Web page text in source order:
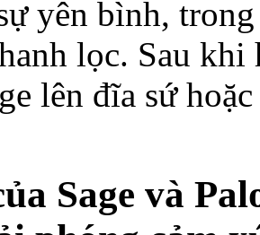
yên bình,
lọc. Sau khi
lên đĩa sứ
Sage và